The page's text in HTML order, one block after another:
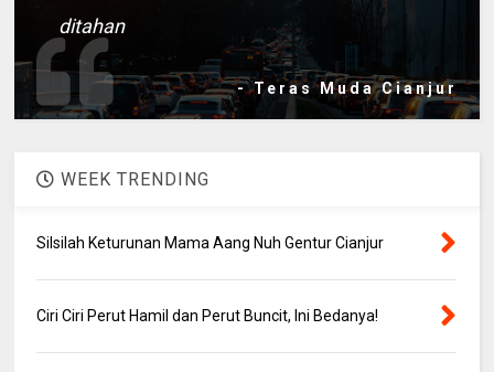
ditahan
- Teras Muda Cianjur
WEEK TRENDING
Silsilah Keturunan Mama Aang Nuh Gentur Cianjur
Ciri Ciri Perut Hamil dan Perut Buncit, Ini Bedanya!